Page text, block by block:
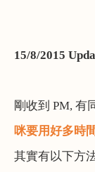
15/8/2015
剛收到 PM, 有
咪要用好多時
其實有以下方